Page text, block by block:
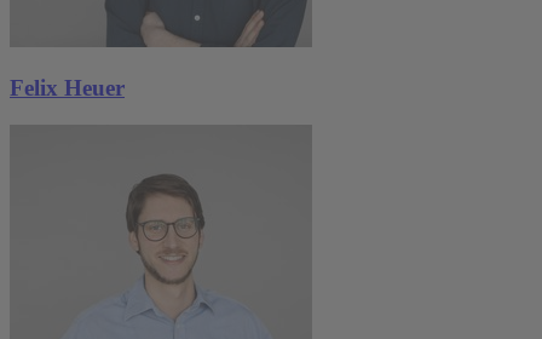
Felix Heuer